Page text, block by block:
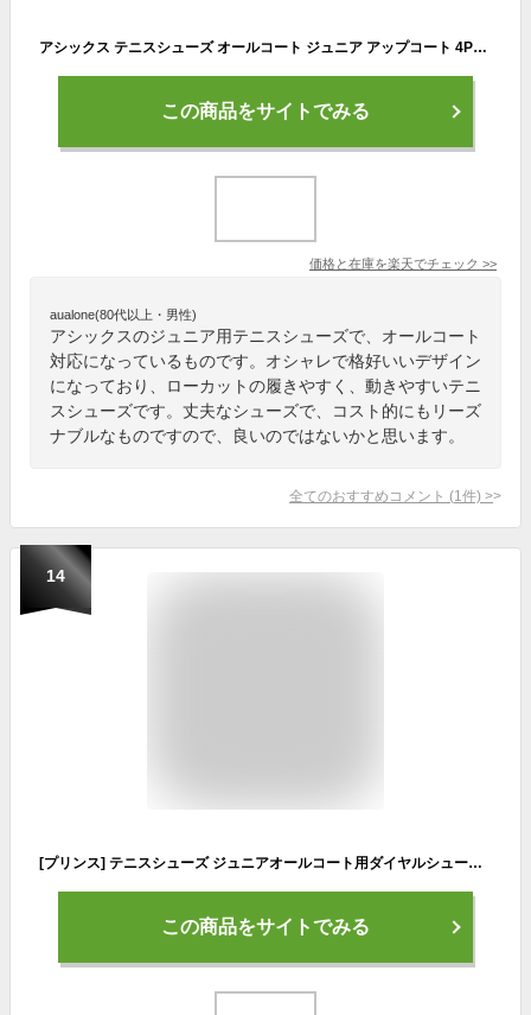
アシックス テニスシューズ オールコート ジュニア アップコート 4PS 1074A029-409 asics
この商品をサイトでみる
価格と在庫を楽天でチェック >>
aualone(80代以上・男性)
アシックスのジュニア用テニスシューズで、オールコート
対応になっているものです。オシャレで格好いいデザイン
になっており、ローカットの履きやすく、動きやすいテニ
スシューズです。丈夫なシューズで、コスト的にもリーズ
ナブルなものですので、良いのではないかと思います。
全てのおすすめコメント (1 件) >
14
[プリンス] テニスシューズ ジュニアオールコート用ダイヤルシューズ キッズ ホワイト×エメラルド (374) 22.0 cm
この商品をサイトでみる